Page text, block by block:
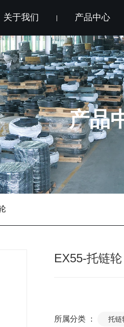
关于我们 | 产品中心
产品
EX55-托链轮
所属分类 ： 托链